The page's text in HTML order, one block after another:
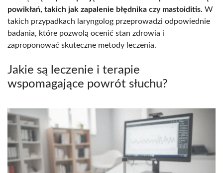
powikłań, takich jak zapalenie błędnika czy mastoiditis. W
takich przypadkach laryngolog przeprowadzi odpowiednie
badania, które pozwolą ocenić stan zdrowia i
zaproponować skuteczne metody leczenia.
Jakie są leczenie i terapie
wspomagające powrót słuchu?